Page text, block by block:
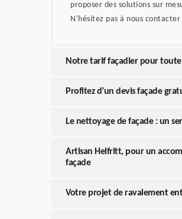
proposer des solutions sur
N'hésitez pas à nous
Notre tarif façadier pour
Profitez d’un devis façade
Le nettoyage de façade : un
Artisan Helfritt, pour un
façade
Votre projet de ravalement